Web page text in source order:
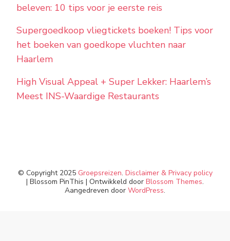
beleven: 10 tips voor je eerste reis
Supergoedkoop vliegtickets boeken! Tips voor
het boeken van goedkope vluchten naar
Haarlem
High Visual Appeal + Super Lekker: Haarlem’s
Meest INS-Waardige Restaurants
© Copyright 2025 Groepsreizen. Disclaimer & Privacy policy
| Blossom PinThis | Ontwikkeld door Blossom Themes.
Aangedreven door WordPress.